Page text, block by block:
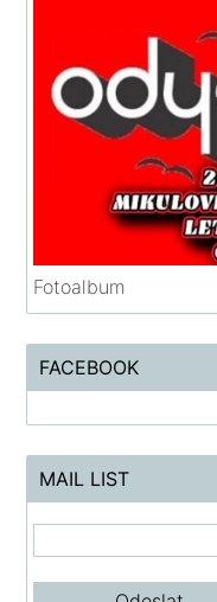
Fotoalbum
FACEBOOK
MAIL LIST